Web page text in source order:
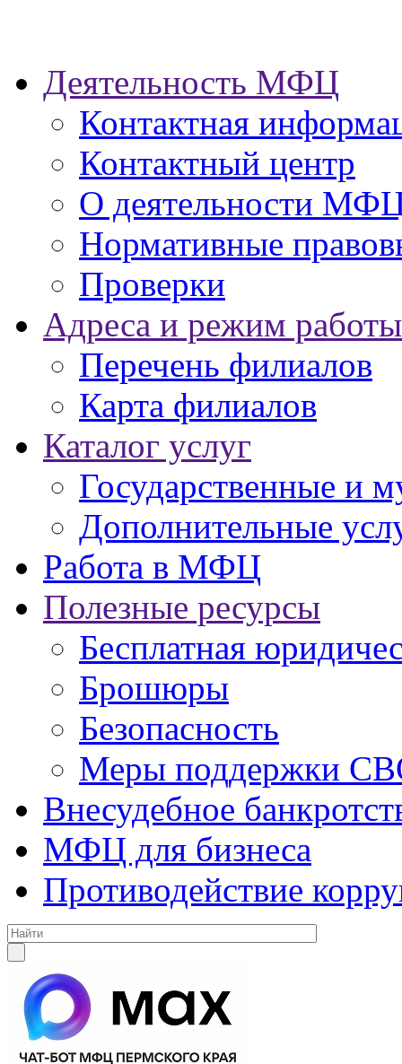
Деятельность МФЦ
Контактная
Контактный центр
О деятельности
Нормативные
Проверки
Адреса и режим работы
Перечень филиалов
Карта филиалов
Каталог услуг
Государственные и
Дополнительные
Работа в МФЦ
Полезные ресурсы
Бесплатная
Брошюры
Безопасность
Меры поддержки
Внесудебное
МФЦ для бизнеса
Противодействие